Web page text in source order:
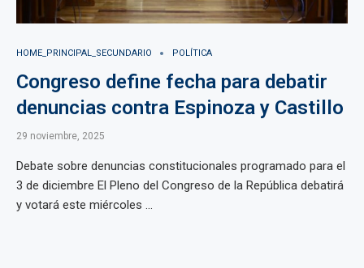
HOME_PRINCIPAL_SECUNDARIO POLÍTICA
Congreso define fecha para debatir
denuncias contra Espinoza y Castillo
29 noviembre, 2025
Debate sobre denuncias constitucionales programado para el
3 de diciembre El Pleno del Congreso de la República debatirá
y votará este miércoles ...